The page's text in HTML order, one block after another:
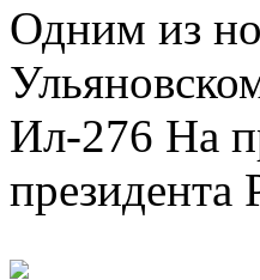
Одним из
Ил-276 На